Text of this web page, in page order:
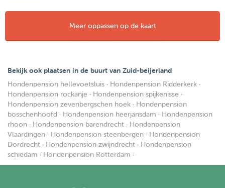
Meer oppassen op de kaart
Bekijk ook plaatsen in de buurt van Zuid-beijerland
Hondenpension hellevoetsluis · Hondenpension Ridderkerk ·
Hondenpension rockanje · Hondenpension spijkenisse ·
Hondenpension zevenbergschen hoek · Hondenpension
bosschenhoofd · Hondenpension heerjansdam · Hondenpension
rhoon · Hondenpension barendrecht · Hondenpension
Vlaardingen · Hondenpension steenbergen · Hondenpension
Dordrecht · Hondenpension zwijndrecht · Hondenpension
schiedam · Hondenpension Rotterdam ·